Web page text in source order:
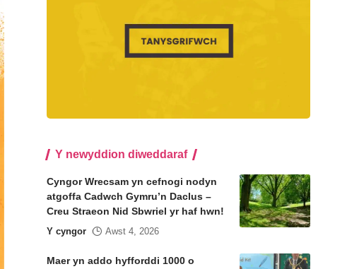
Y newyddion diweddaraf
Cyngor Wrecsam yn cefnogi nodyn
atgoffa Cadwch Gymru’n Daclus –
Creu Straeon Nid Sbwriel yr haf hwn!
Y cyngor Awst 4, 2026
Maer yn addo hyfforddi 1000 o